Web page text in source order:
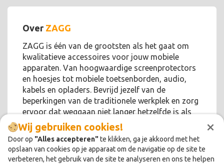
×
Wij gebruiken cookies!
Door op "Alles accepteren"te klikken, ga je akkoord met het
opslaan van cookies op je apparaat om de navigatie op de site te
verbeteren, het gebruik van de site te analyseren en ons te helpen
Over ZAGG
ZAGG is één van de grootsten als het gaat om
kwalitatieve accessoires voor jouw mobiele
apparaten. Van hoogwaardige screenprotectors
en hoesjes tot mobiele toetsenborden, audio,
kabels en opladers. Bevrijd jezelf van de
beperkingen van de traditionele werkplek en zorg
ervoor dat weggaan niet langer hetzelfde is als
afgesloten zijn!